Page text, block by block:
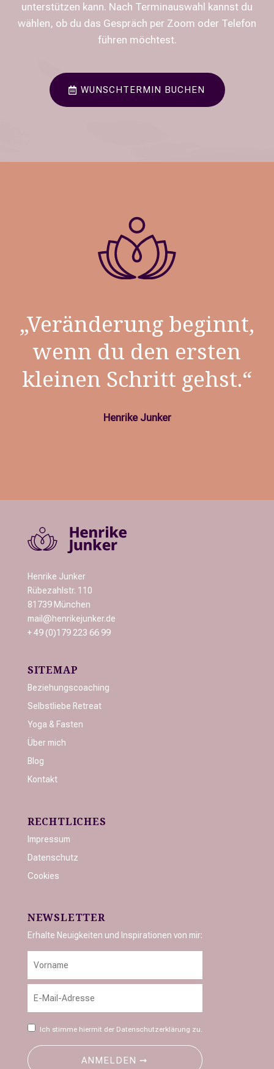
unterstützen kann. Nach Terminauswahl kannst du
wählen, ob du das Gespräch per Zoom oder Telefon
führen möchtest.
WUNSCHTERMIN BUCHEN
„Veränderung beginnt,
wenn du den ersten
kleinen Schritt gehst.“
Henrike Junker
Henrike Junker
Rübezahlstr. 110
81739 München
mail@henrikejunker.de
+ 49 (0)179 223 66 99
SITEMAP
Beziehungscoaching
Selbstliebe Retreat
Yoga & Fasten
Über mich
Blog
Kontakt
RECHTLICHES
Impressum
Datenschutz
Cookies
NEWSLETTER
Erhalte Neuigkeiten und Inspirationen von mir:
Ich stimme hiermit der Datenschutzerklärung zu.